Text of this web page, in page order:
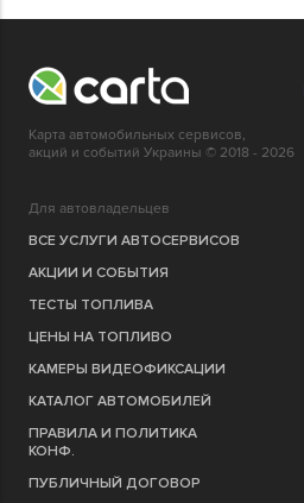
Карта автомобильных сервисов,
акций и событий Украины © 2018 - 2026
Для автовладельцев
ВСЕ УСЛУГИ АВТОСЕРВИСОВ
АКЦИИ И СОБЫТИЯ
ТЕСТЫ ТОПЛИВА
ЦЕНЫ НА ТОПЛИВО
КАМЕРЫ ВИДЕОФИКСАЦИИ
КАТАЛОГ АВТОМОБИЛЕЙ
ПРАВИЛА И ПОЛИТИКА
КОНФ.
ПУБЛИЧНЫЙ ДОГОВОР